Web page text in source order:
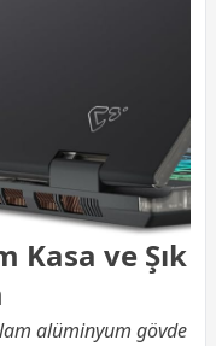
Kasa ve Şık
alüminyum gövde